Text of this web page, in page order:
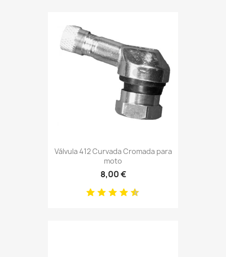
Válvula 412 Curvada Cromada para
moto
8,00 €